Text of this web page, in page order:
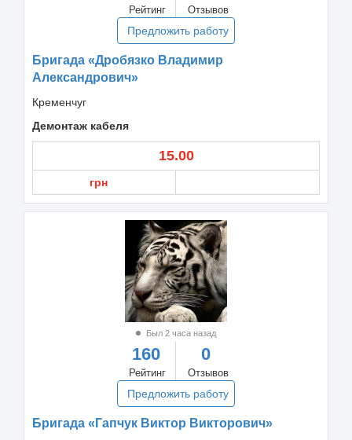
Рейтинг Отзывов
Предложить работу
Бригада «Дробязко Владимир
Александрович»
Кременчуг
Демонтаж кабеля
15.00
грн
Был 2 часа назад
160
Рейтинг
0
Отзывов
Предложить работу
Бригада «Гапчук Виктор Викторович»